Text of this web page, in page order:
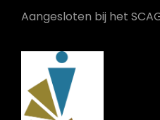
Aangesloten bij het